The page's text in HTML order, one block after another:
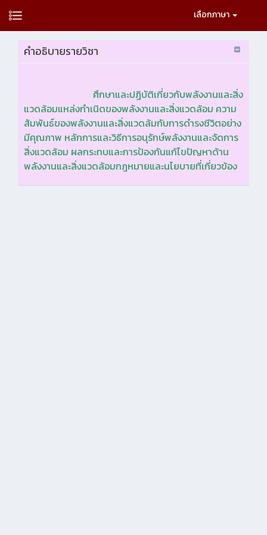
เลือกภาษา
คำอธิบายรายวิชา
ศึกษาและปฏิบัติเกี่ยวกับพลังงานและสิ่ง
แวดล้อมแหล่งกำเนิดของพลังงานและสิ่งแวดล้อม ความ
สัมพันธ์ของพลังงานและสิ่งแวดล้มกับการดำรงชีวิตอย่าง
มีคุณภาพ หลักการและวิธีการอนุรักษ์พลังงานและจัดการ
สิ่งแวดล้อม ผลกระทบและการป้องกันแก้ไขปัญหาด้าน
พลังงานและสิ่งแวดล้อมกฎหมายและนโยบายที่เกี่ยวข้อง